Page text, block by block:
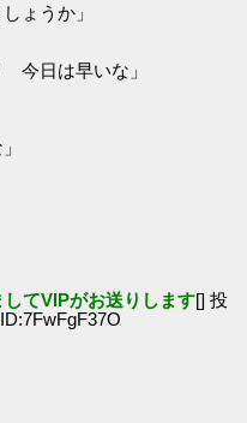
ょうか」
今日は早いな」
てVIPがお送りします[] 投